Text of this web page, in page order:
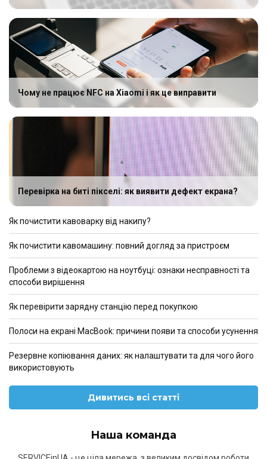
Чому не працює NFC на Xiaomi і як це виправити
Перевірка на биті пікселі: як виявити дефект екрана?
Як почистити кавоварку від накипу?
Як почистити кавомашину: повний догляд за пристроєм
Проблеми з відеокартою на ноутбуці: ознаки несправності та
способи вирішення
Як перевірити зарядну станцію перед покупкою
Полоси на екрані MacBook: причини появи та способи усунення
Резервне копіювання даних: як налаштувати та для чого його
використовують
Дивитись всі статті
Наша команда